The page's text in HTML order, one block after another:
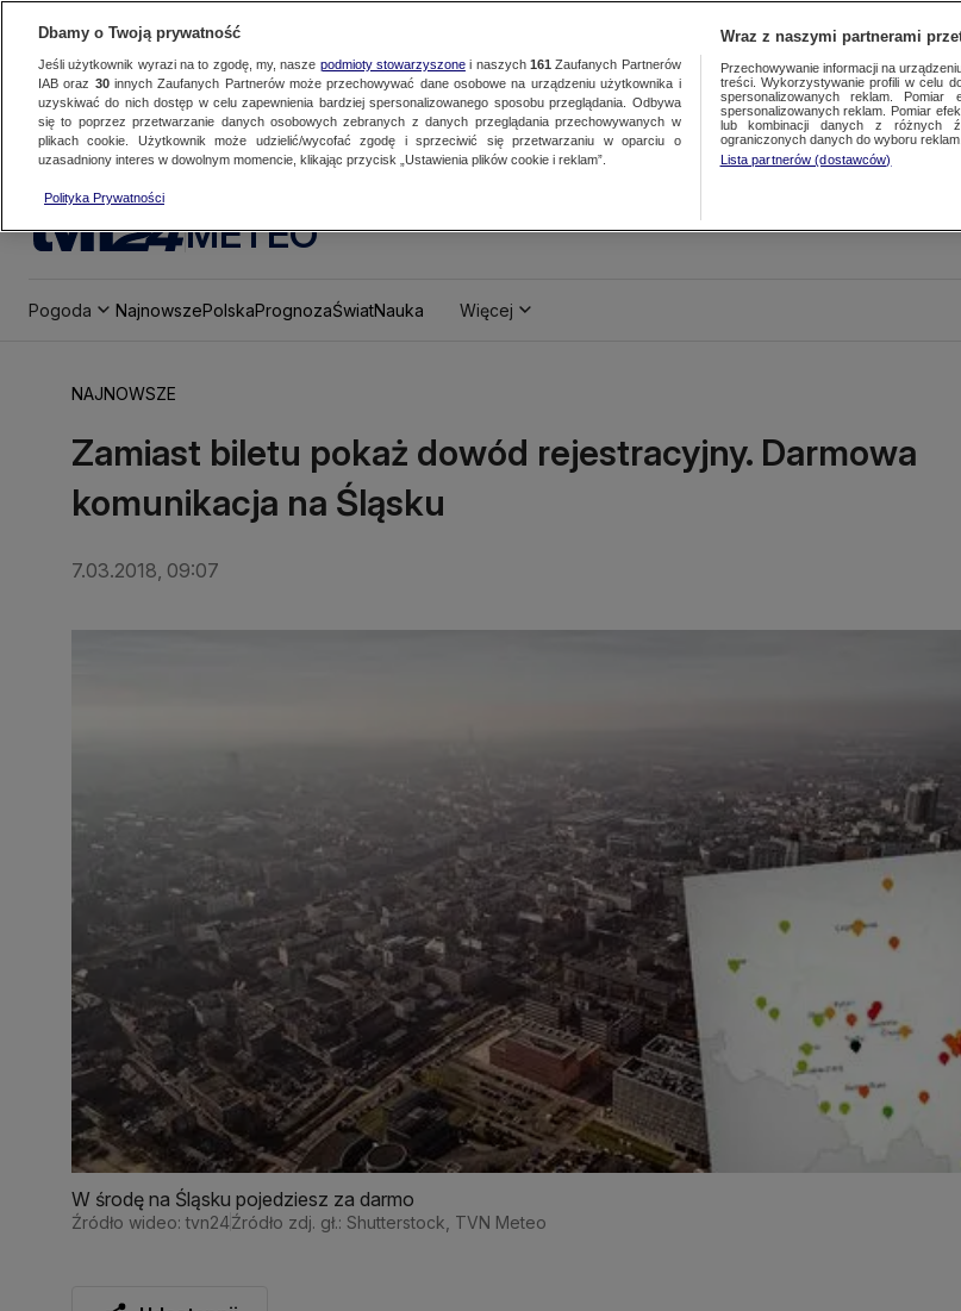
METEO
Pogoda NajnowszePolskaPrognozaŚwiatNauka Więcej
NAJNOWSZE
Zamiast biletu pokaż dowód rejestracyjny. Darmowa
komunikacja na Śląsku
7.03.2018, 09:07
W środę na Śląsku pojedziesz za darmo
Źródło wideo: tvn24Źródło zdj. gł.: Shutterstock, TVN Meteo
Dbamy o Twoją prywatność
Jeśli użytkownik wyrazi na to zgodę, my, nasze podmioty stowarzyszonei naszych 161 Zaufanych Partnerów
IAB oraz 30innych Zaufanych Partnerów może przechowywać dane osobowe na urządzeniu użytkownika i
uzyskiwać do nich dostęp w celu zapewnienia bardziej spersonalizowanego sposobu przeglądania. Odbywa
się to poprzez przetwarzanie danych osobowych zebranych z danych przeglądania przechowywanych w
plikach cookie. Użytkownik może udzielić/wycofać zgodę i sprzeciwić się przetwarzaniu w oparciu o
uzasadniony interes w dowolnym momencie, klikając przycisk „Ustawienia plików cookie i reklam”.
Polityka Prywatności
Wraz z naszymi partnerami
Przechowywanie informacji na
treści. Wykorzystywanie profili w celu
spersonalizowanych reklam.
spersonalizowanych reklam. Pomiar
lub kombinacji danych z różnych
ograniczonych danych do wyboru reklam.
Lista partnerów (dostawców)